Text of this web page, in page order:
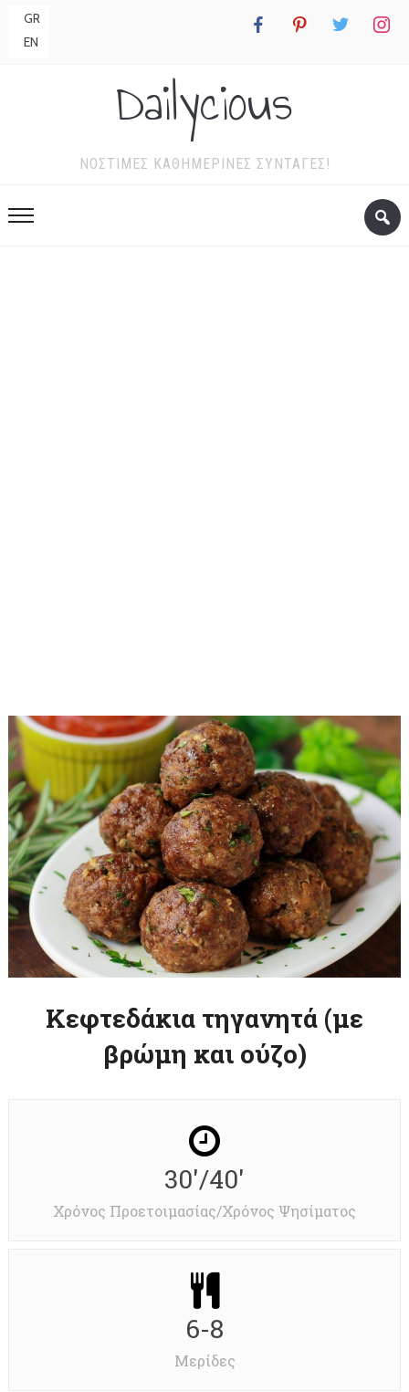
facebook pinterest twitter
GR
EN
Dailycious
ΝΌΣΤΙΜΕΣ ΚΑΘΗΜΕΡΙΝΈΣ ΣΥΝΤΑΓΈΣ!
Κεφτεδάκια τηγανητά (με
βρώμη και ούζο)
30'/40'
Χρόνος Προετοιμασίας/Χρόνος Ψησίματος
6-8
Μερίδες